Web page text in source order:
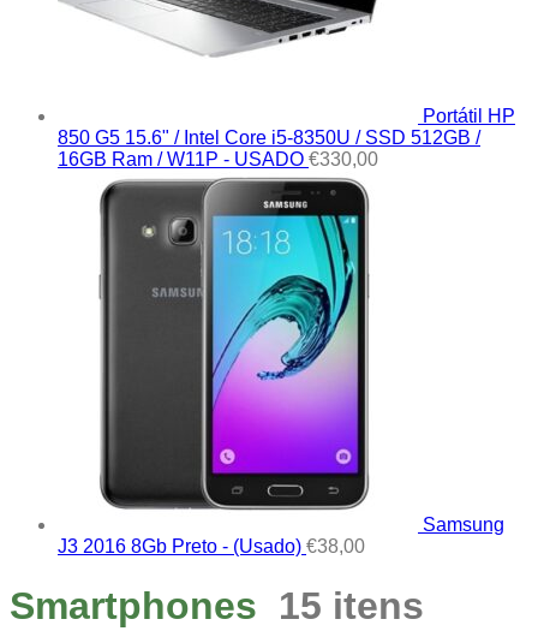
Portátil HP
850 G5 15.6" / Intel Core i5-8350U / SSD 512GB /
16GB Ram / W11P - USADO €330,00
Samsung
J3 2016 8Gb Preto - (Usado) €38,00
Smartphones 15 itens